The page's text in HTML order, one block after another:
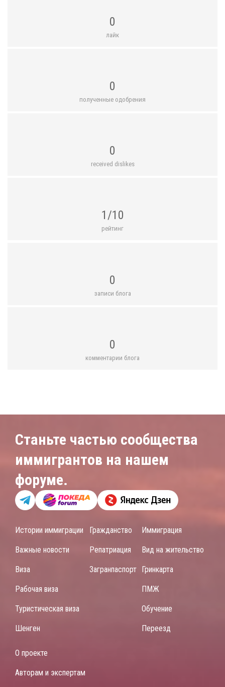
0
лайк
0
полученные одобрения
0
received dislikes
1/10
рейтинг
0
записи блога
0
комментарии блога
Станьте частью сообщества
иммигрантов на нашем
форуме.
Истории иммиграции
Важные новости
Виза
Рабочая виза
Туристическая виза
Шенген
Гражданство
Репатриация
Загранпаспорт
Иммиграция
Вид на жительство
Гринкарта
ПМЖ
Обучение
Переезд
О проекте
Авторам и экспертам